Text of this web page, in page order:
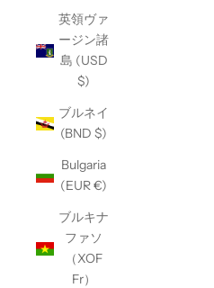
英領ヴァ
ージン諸
島 (USD
$)
ブルネイ
(BND $)
Bulgaria
(EUR €)
ブルキナ
ファソ
（XOF
Fr）